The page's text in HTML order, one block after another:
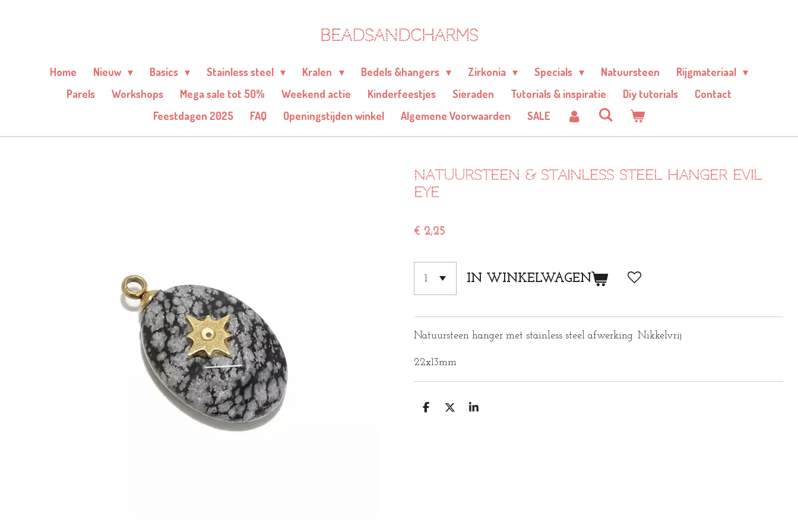
hoofdinhoud
BEADSANDCHARMS
Home Nieuw Basics Stainless steel Kralen Bedels &hangers Zirkonia Specials Natuursteen
Rijgmateriaal
Parels
Workshops Mega sale tot 50% Weekend actie Kinderfeestjes Sieraden Tutorials & inspiratie Diy tutorials
Contact
Feestdagen 2025
FAQ Openingstijden winkel Algemene Voorwaarden SALE
Natuursteen & stainless steel hanger evil
eye
€ 2,25
IN WINKELWAGEN
Natuursteen hanger met stainless steel afwerking. Nikkelvrij
22x13mm
D
D
S